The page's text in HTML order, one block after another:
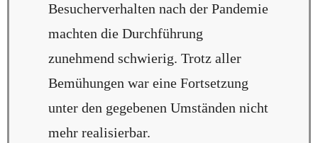
Besucherverhalten nach der Pandemie
machten die Durchführung
zunehmend schwierig. Trotz aller
Bemühungen war eine Fortsetzung
unter den gegebenen Umständen nicht
mehr realisierbar.